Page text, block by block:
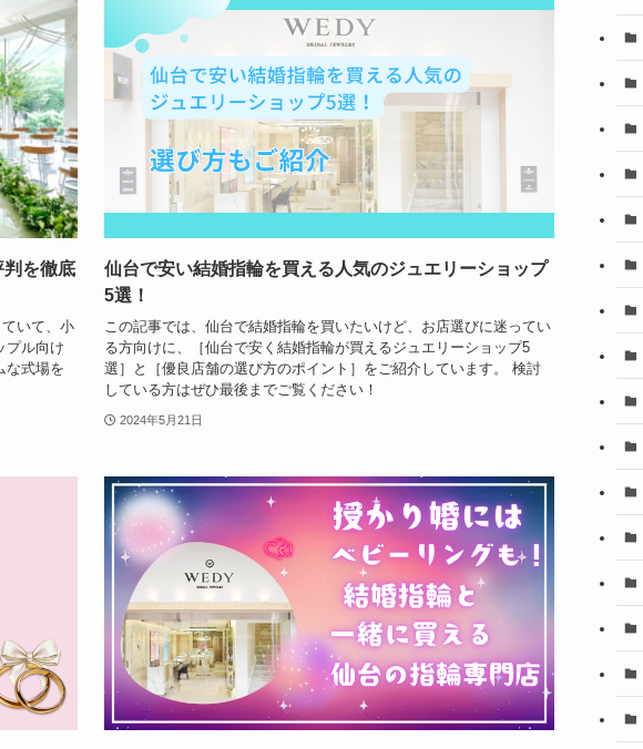
判を徹底
いて、小
プル向け
な式場を
仙台で安い結婚指輪を買える人気のジュエリーショップ
5選！
この記事では、仙台で結婚指輪を買いたいけど、お店選びに迷ってい
る方向けに、［仙台で安く結婚指輪が買えるジュエリーショップ5
選］と［優良店舗の選び方のポイント］をご紹介しています。 検討
している方はぜひ最後までご覧ください！
2024年5月21日